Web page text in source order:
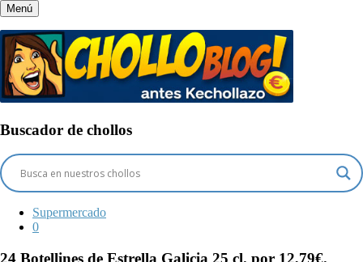
Menú
Buscador de chollos
Supermercado
0
24 Botellines de Estrella Galicia 25 cl. por 12,79€.